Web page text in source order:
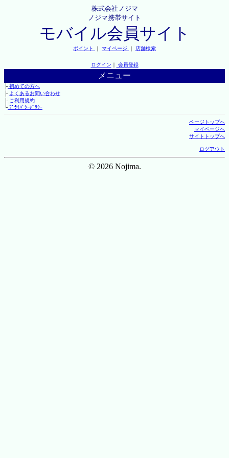
株式会社ノジマ
ノジマ携帯サイト
モバイル会員サイト
ポイント ｜ マイページ ｜ 店舗検索
ログイン ｜ 会員登録
メニュー
├初めての方へ
├ よくあるお問い合わせ
├ご利用規約
└ﾌﾟﾗｲﾊﾞｼｰﾎﾟﾘｼｰ
ページトップへ
マイページへ
サイトトップへ
ログアウト
© 2026 Nojima.